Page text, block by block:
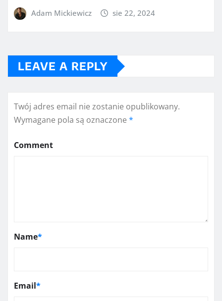
Adam Mickiewicz sie 22, 2024
LEAVE A REPLY
Twój adres email nie zostanie opublikowany.
Wymagane pola są oznaczone *
Comment
Name*
Email*